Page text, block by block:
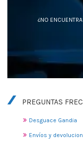
¿NO
PREGUNTAS
Desguace Gandia
Envíos y